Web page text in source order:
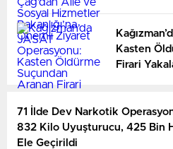
Kasten
Firari
71 İlde Dev Narkotik
832 Kilo Uyuşturucu, 425 Bin
Ele Geçirildi